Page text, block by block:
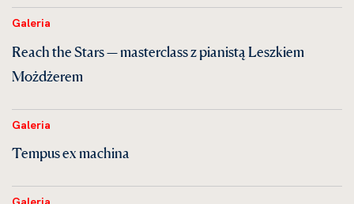
Galeria
Reach the Stars — masterclass z pianistą Leszkiem
Możdżerem
Galeria
Tempus ex machina